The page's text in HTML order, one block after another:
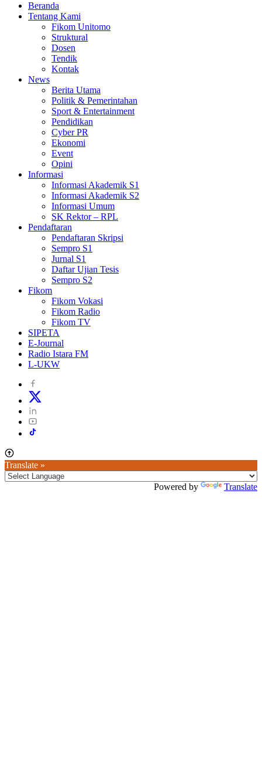
Beranda
Tentang Kami
Fikom Unitomo
Struktural
Dosen
Tendik
Kontak
News
Berita Utama
Politik & Pemerintahan
Sport & Entertainment
Pendidikan
Cyber PR
Ekonomi
Event
Opini
Informasi
Informasi Akademik S1
Informasi Akademik S2
Informasi Umum
SK Rektor – RPL
Pendaftaran
Pendaftaran Skripsi
Sempro S1
Jurnal S1
Daftar Ujian Tesis
Sempro S2
Fikom
Fikom Vokasi
Fikom Radio
Fikom TV
SIPETA
E-Journal
Radio Istara FM
L-UKW
Translate »
Powered by Translate